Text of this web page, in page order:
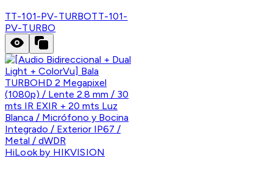
TT-101-PV-TURBOTT-101-
PV-TURBO
HiLook by HIKVISION